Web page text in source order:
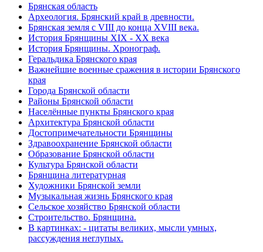
Брянская область
Археология. Брянский край в древности.
Брянская земля с VIII до конца XVIII века.
История Брянщины XIX - XX века
История Брянщины. Хронограф.
Геральдика Брянского края
Важнейшие военные сражения в истории Брянского
края
Города Брянской области
Районы Брянской области
Населённые пункты Брянского края
Архитектура Брянской области
Достопримечательности Брянщины
Здравоохранение Брянской области
Образование Брянской области
Культура Брянской области
Брянщина литературная
Художники Брянской земли
Музыкальная жизнь Брянского края
Сельское хозяйство Брянской области
Строительство. Брянщина.
В картинках: - цитаты великих, мысли умных,
рассуждения неглупых.